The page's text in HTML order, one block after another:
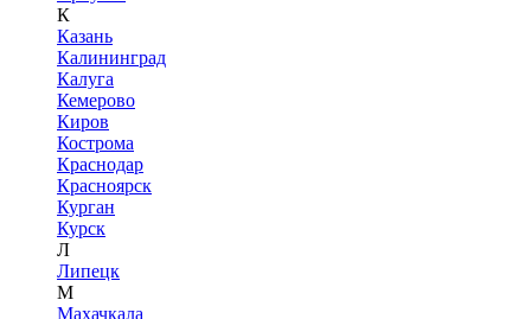
К
Казань
Калининград
Калуга
Кемерово
Киров
Кострома
Краснодар
Красноярск
Курган
Курск
Л
Липецк
М
Махачкала